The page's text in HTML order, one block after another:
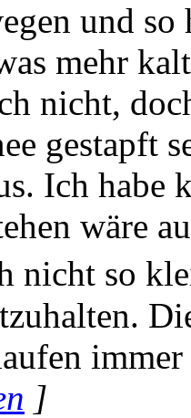
und so
mehr
nicht,
gestapft
Ich habe
wäre
nicht so
]